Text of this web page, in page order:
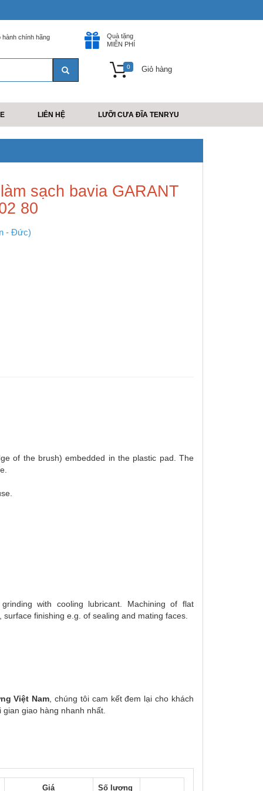
hành chính hãng
Quà tặng
MIỄN PHÍ
0 Giỏ hàng
LIÊN HỆ LƯỠI CƯA ĐĨA TENRYU
sạch bavia GARANT
80
- Đức)
of the brush) embedded in the plastic pad. The
with cooling lubricant. Machining of flat
finishing e.g. of sealing and mating faces.
Việt Nam , chúng tôi cam kết đem lại cho khách
giao hàng nhanh nhất.
Giá Số lượng